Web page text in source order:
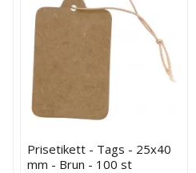
Prisetikett - Tags - 25x40
mm - Brun - 100 st